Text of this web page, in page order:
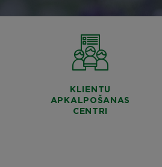
KLIENTU
APKALPOŠANAS
CENTRI